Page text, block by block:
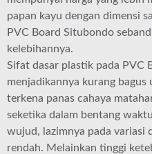
papan kayu dengan dimensi
PVC Board Situbondo
kelebihannya.
Sifat dasar plastik pada PVC
menjadikannya kurang
terkena panas cahaya
seketika dalam bentang
wujud, lazimnya pada variasi
rendah. Melainkan tinggi